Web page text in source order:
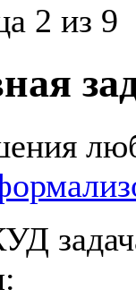
2 из 9